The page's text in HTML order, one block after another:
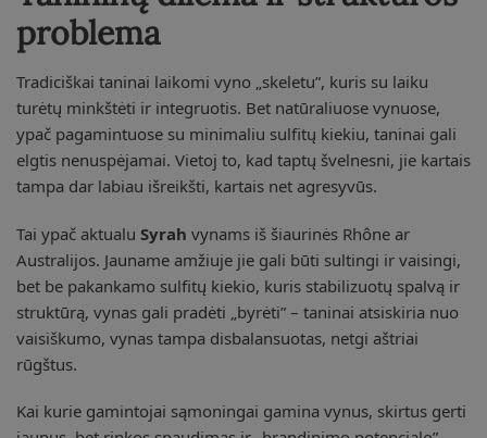
problema
Tradiciškai taninai laikomi vyno „skeletu”, kuris su laiku
turėtų minkštėti ir integruotis. Bet natūraliuose vynuose,
ypač pagamintuose su minimaliu sulfitų kiekiu, taninai gali
elgtis nenuspėjamai. Vietoj to, kad taptų švelnesni, jie kartais
tampa dar labiau išreikšti, kartais net agresyvūs.
Tai ypač aktualu Syrah vynams iš šiaurinės Rhône ar
Australijos. Jauname amžiuje jie gali būti sultingi ir vaisingi,
bet be pakankamo sulfitų kiekio, kuris stabilizuotų spalvą ir
struktūrą, vynas gali pradėti „byrėti” – taninai atsiskiria nuo
vaisiškumo, vynas tampa disbalansuotas, netgi aštriai
rūgštus.
Kai kurie gamintojai sąmoningai gamina vynus, skirtus gerti